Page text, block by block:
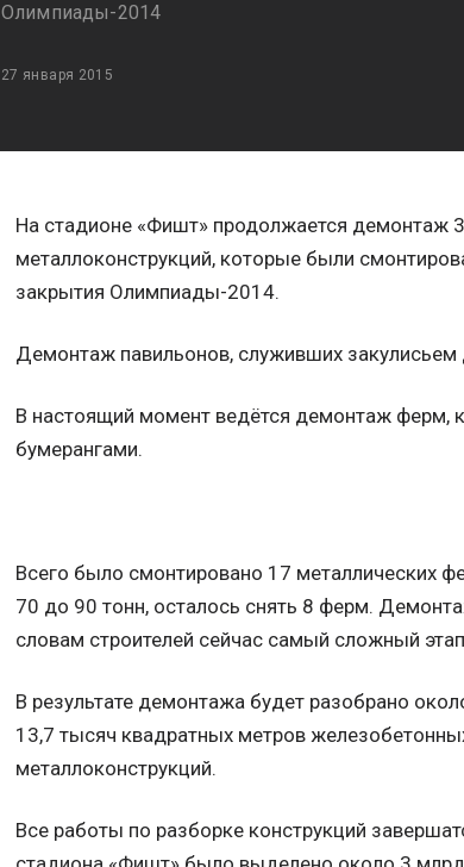
Олимпиады-2014
27 января 2015
На стадионе «Фишт» продолжается демонтаж
металлоконструкций, которые были
закрытия Олимпиады-2014.
Демонтаж павильонов, служивших закулисьем
В настоящий момент ведётся демонтаж ферм,
бумерангами.
Всего было смонтировано 17 металлических
70 до 90 тонн, осталось снять 8 ферм.
словам строителей сейчас самый сложный
В результате демонтажа будет разобрано
13,7 тысяч квадратных метров
металлоконструкций.
Все работы по разборке конструкций